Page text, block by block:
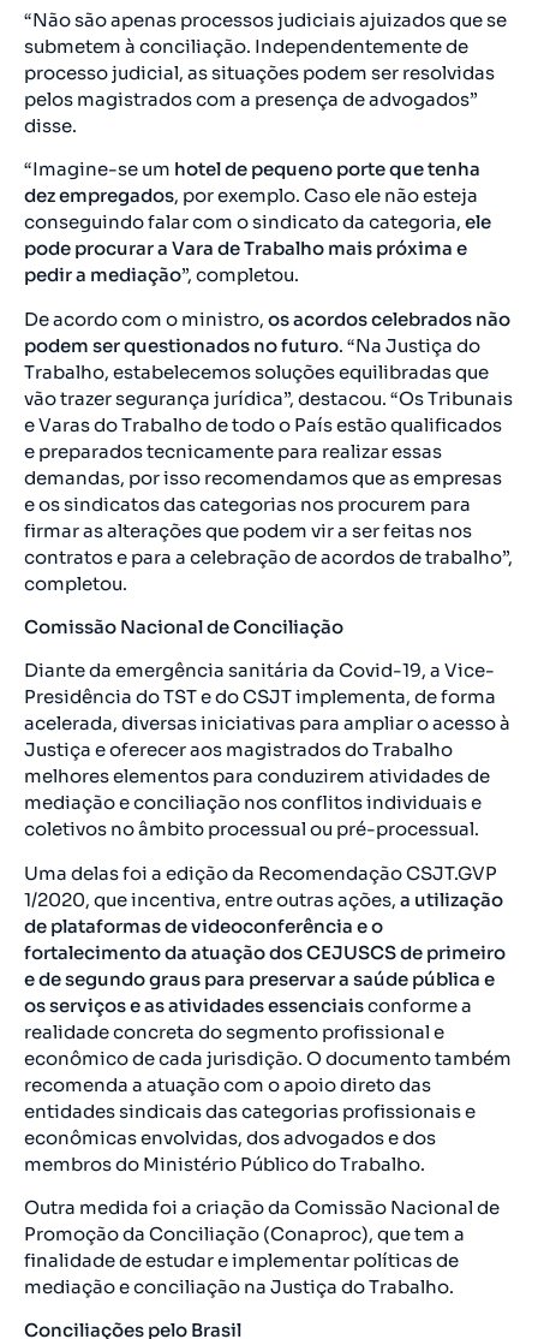
“Não são apenas processos judiciais ajuizados que se
submetem à conciliação. Independentemente de
processo judicial, as situações podem ser resolvidas
pelos magistrados com a presença de advogados”
disse.
“Imagine-se um hotel de pequeno porte que tenha
dez empregados, por exemplo. Caso ele não esteja
conseguindo falar com o sindicato da categoria, ele
pode procurar a Vara de Trabalho mais próxima e
pedir a mediação”, completou.
De acordo com o ministro, os acordos celebrados não
podem ser questionados no futuro. “Na Justiça do
Trabalho, estabelecemos soluções equilibradas que
vão trazer segurança jurídica”, destacou. “Os Tribunais
e Varas do Trabalho de todo o País estão qualificados
e preparados tecnicamente para realizar essas
demandas, por isso recomendamos que as empresas
e os sindicatos das categorias nos procurem para
firmar as alterações que podem vir a ser feitas nos
contratos e para a celebração de acordos de trabalho”,
completou.
Comissão Nacional de Conciliação
Diante da emergência sanitária da Covid-19, a Vice-
Presidência do TST e do CSJT implementa, de forma
acelerada, diversas iniciativas para ampliar o acesso à
Justiça e oferecer aos magistrados do Trabalho
melhores elementos para conduzirem atividades de
mediação e conciliação nos conflitos individuais e
coletivos no âmbito processual ou pré-processual.
Uma delas foi a edição da Recomendação CSJT.GVP
1/2020, que incentiva, entre outras ações, a utilização
de plataformas de videoconferência e o
fortalecimento da atuação dos CEJUSCS de primeiro
e de segundo graus para preservar a saúde pública e
os serviços e as atividades essenciaisconforme a
realidade concreta do segmento profissional e
econômico de cada jurisdição. O documento também
recomenda a atuação com o apoio direto das
entidades sindicais das categorias profissionais e
econômicas envolvidas, dos advogados e dos
membros do Ministério Público do Trabalho.
Outra medida foi a criação da Comissão Nacional de
Promoção da Conciliação (Conaproc), que tem a
finalidade de estudar e implementar políticas de
mediação e conciliação na Justiça do Trabalho.
Conciliações pelo Brasil